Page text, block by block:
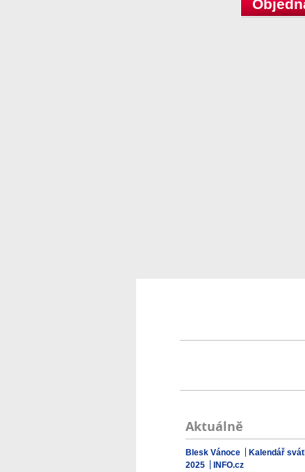
Aktuálně
Blesk Vánoce
Kalendář
2025
INFO.cz